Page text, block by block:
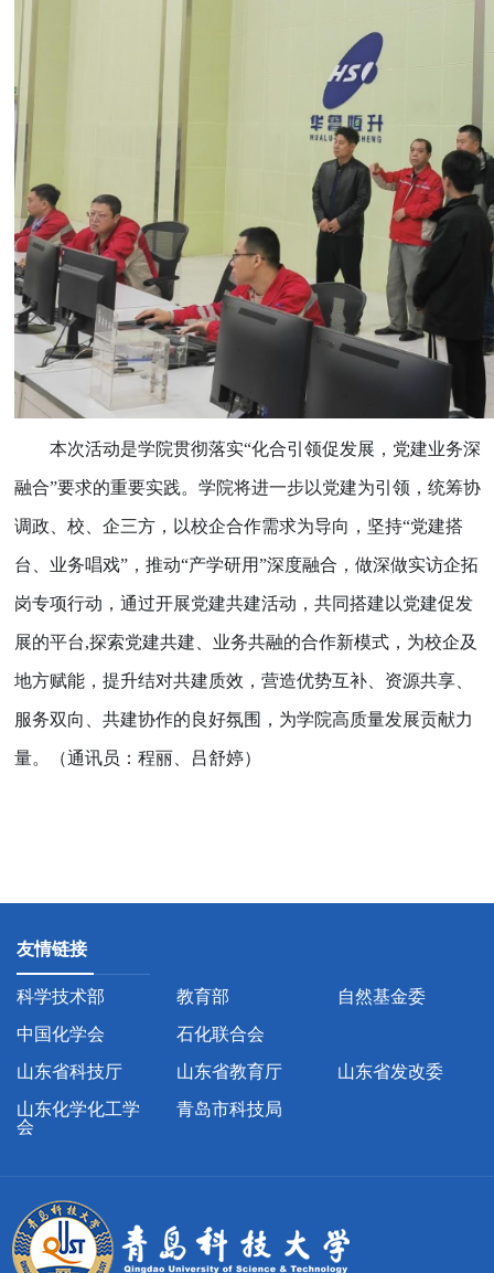
本次活动是学院贯彻落实“化合引领促发展，党建业务深
融合”要求的重要实践。学院将进一步以党建为引领，统筹协
调政、校、企三方，以校企合作需求为导向，坚持“党建搭
台、业务唱戏”，推动“产学研用”深度融合，做深做实访企拓
岗专项行动，通过开展党建共建活动，共同搭建以党建促发
展的平台,探索党建共建、业务共融的合作新模式，为校企及
地方赋能，提升结对共建质效，营造优势互补、资源共享、
服务双向、共建协作的良好氛围，为学院高质量发展贡献力
量。（通讯员：程丽、吕舒婷）
友情链接
科学技术部 教育部
自然基金委
中国化学会
石化联合会
山东省科技厅
山东省教育厅
山东省发改委
山东化学化工学
会
青岛市科技局